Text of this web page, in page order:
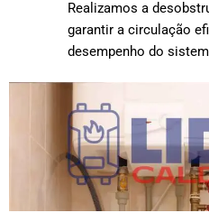
Realizamos a
garantir a circulação
desempenho do